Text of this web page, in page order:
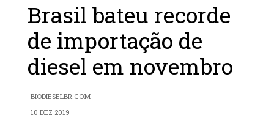
Brasil bateu recorde
de importação de
diesel em novembro
BIODIESELBR.COM
10 DEZ 2019